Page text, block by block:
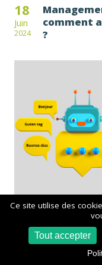
18
Juin
2024
comment
?
12
ça va de
Ce site utilise des
Tout accepter